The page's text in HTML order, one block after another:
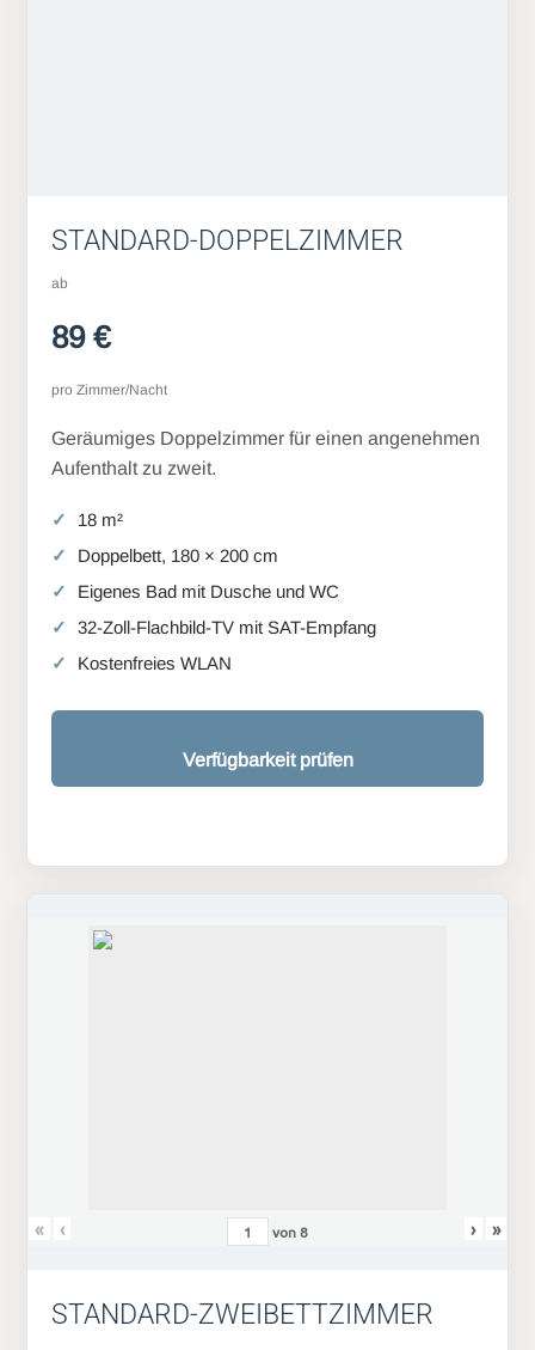
STANDARD-DOPPELZIMMER
ab
89 €
pro Zimmer/Nacht
Geräumiges Doppelzimmer für einen angenehmen
Aufenthalt zu zweit.
18 m²
Doppelbett, 180 × 200 cm
Eigenes Bad mit Dusche und WC
32-Zoll-Flachbild-TV mit SAT-Empfang
Kostenfreies WLAN
Verfügbarkeit prüfen
« ‹ von8 › »
STANDARD-ZWEIBETTZIMMER